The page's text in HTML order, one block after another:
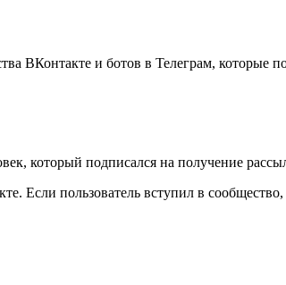
ВКонтакте и ботов в Телеграм, которые
который подписался на получение
Если пользователь вступил в